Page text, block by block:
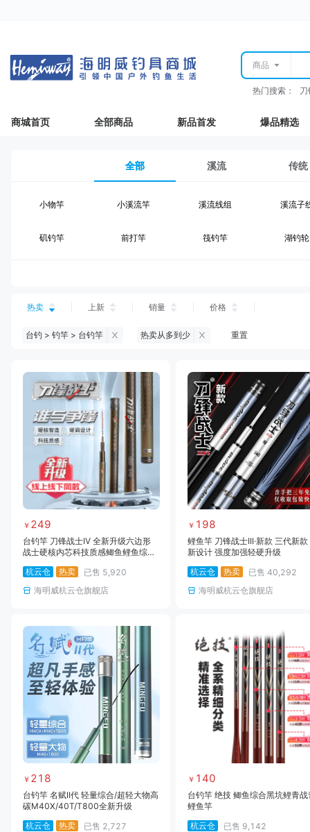
商品
热门搜索：
商城首页 全部商品 新品首发 爆品精选
全部 溪流 传统
小物竿 小溪流竿 溪流线组 溪流子
矶钓竿 前打竿 筏钓竿 湖钓轮
台钓仕挂 台钓钩
钓鱼伞 台钓服饰 台钓装备
黑坑浮漂 黑坑配件 黑坑钓灯 黑坑网
黑坑饵料 马口竿 路亚竿 雷强竿
路亚装备 海钓轮 海钓线
热卖 上新 销量 价格
台钓 > 钓竿 > 台钓竿 热卖从多到少 重置
￥ 249
台钓竿 刀锋战士IV 全新升级六边形
战士硬核内芯科技质感鲫鱼鲤鱼综合
杭云仓
热卖 已售 5,920
海明威杭云仓旗舰店
￥ 198
鲤鱼竿 刀锋战士III·新款 三代新款
新设计 强度加强轻硬升级
杭云仓
热卖 已售 40,292
海明威杭云仓旗舰店
￥ 218
台钓竿 名赋II代 轻量综合/超轻大物高
碳M40X/40T/T800全新升级
杭云仓
热卖 已售 2,727
￥ 140
台钓竿 绝技 鲫鱼综合黑坑鲤青战
鲤鱼竿
杭云仓
已售 9,142